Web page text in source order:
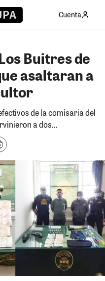
Cuenta
Buitres de
asaltaran a
de la comisaria del
a dos...